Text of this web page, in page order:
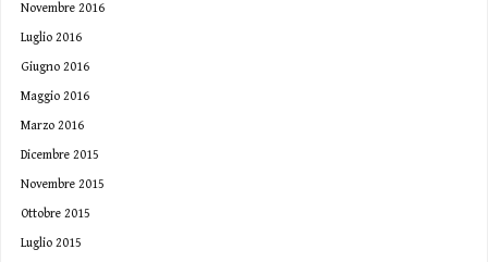
Novembre 2016
Luglio 2016
Giugno 2016
Maggio 2016
Marzo 2016
Dicembre 2015
Novembre 2015
Ottobre 2015
Luglio 2015